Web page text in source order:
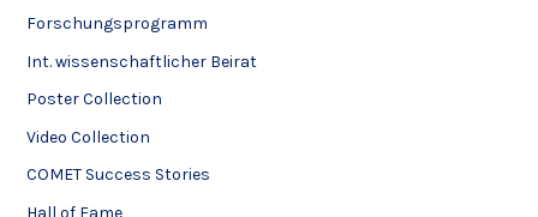
Forschungsprogramm
Int. wissenschaftlicher Beirat
Poster Collection
Video Collection
COMET Success Stories
Hall of Fame